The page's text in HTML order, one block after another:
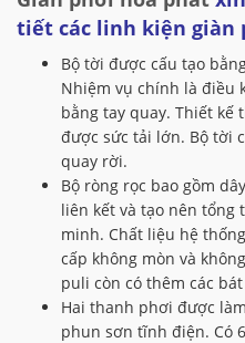
tiết các linh kiện giàn
Bộ tời được cấu tạo
Nhiệm vụ chính là điều
bằng tay quay. Thiết kế
được sức tải lớn. Bộ tời
quay rời.
Bộ ròng rọc bao gồm
liên kết và tạo nên
minh. Chất liệu hệ
cấp không mòn và
puli còn có thêm các
Hai thanh phơi được
phun sơn tĩnh điện. Có